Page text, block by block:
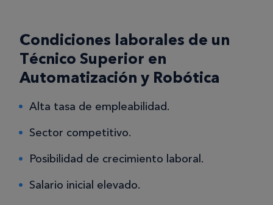
Condiciones laborales de un
Técnico Superior en
Automatización y Robótica
Alta tasa de empleabilidad.
Sector competitivo.
Posibilidad de crecimiento laboral.
Salario inicial elevado.